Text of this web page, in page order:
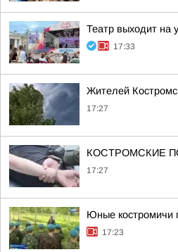
Театр выходит на
17:33
Жителей
17:27
КОСТРОМСКИЕ
17:27
Юные костромичи
17:23